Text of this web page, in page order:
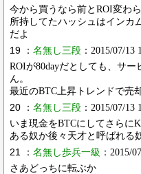
今から買うなら前とROI変わ
所持してたハッシュはインカ
だよ
19 ： 名無し三段 ：2015/07/13
ROIが80dayだとしても、サー
ん。
最近のBTC上昇トレンドで売
20 ： 名無し三段 ：2015/07/13
いま現金をBTCにしてさらに
ある奴か後々天才と呼ばれる
21 ： 名無し歩兵一級 ：2015/
さあどっちに転ぶか